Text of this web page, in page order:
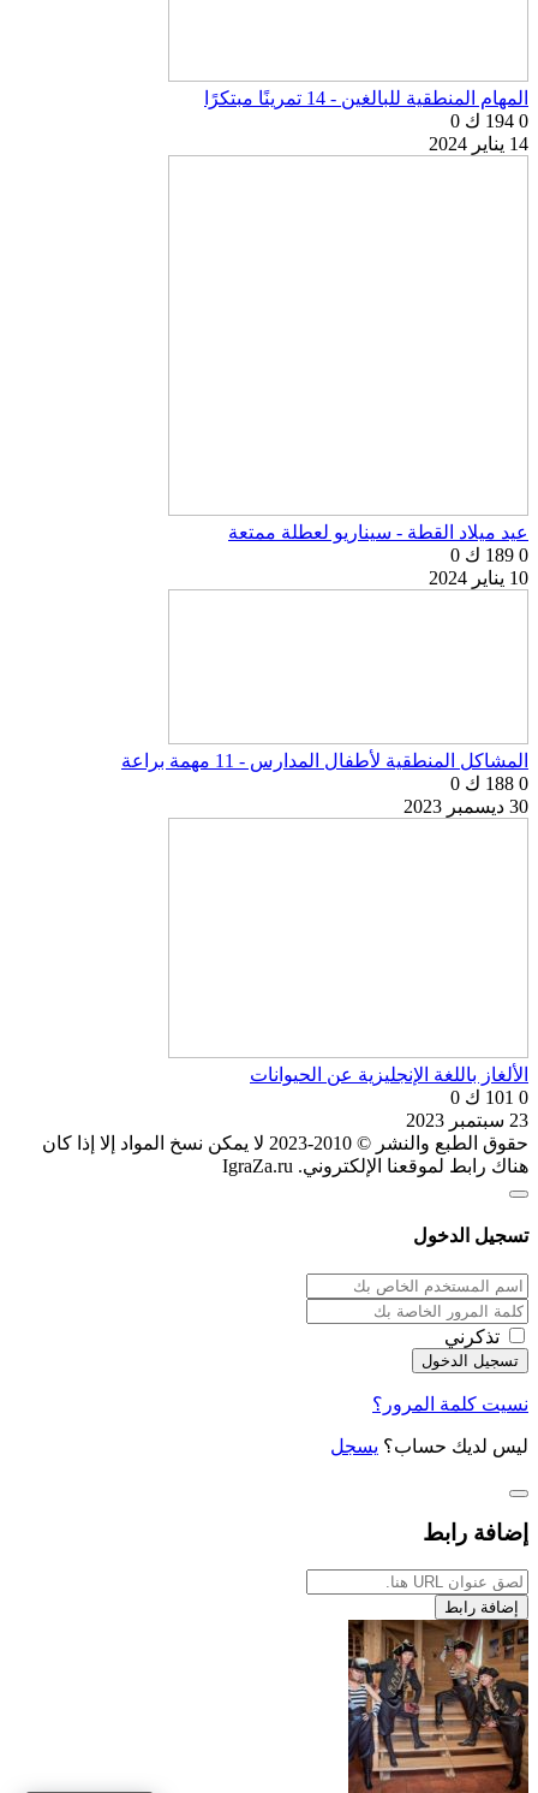
المهام المنطقية للبالغين - 14 تمرينًا مبتكرًا
0 194 ك
0
14 يناير 2024
عيد ميلاد القطة - سيناريو لعطلة ممتعة
0 189 ك
0
10 يناير 2024
المشاكل المنطقية لأطفال المدارس - 11 مهمة براعة
0 188 ك
0
30 ديسمبر 2023
الألغاز باللغة الإنجليزية عن الحيوانات
0 101 ك
0
23 سبتمبر 2023
حقوق الطبع والنشر © 2010-2023 لا يمكن نسخ المواد إلا إذا كان
هناك رابط لموقعنا الإلكتروني. IgraZa.ru
تسجيل الدخول
تذكرني
نسيت كلمة المرور؟
ليس لديك حساب؟ يسجل
إضافة رابط
إضافة رابط